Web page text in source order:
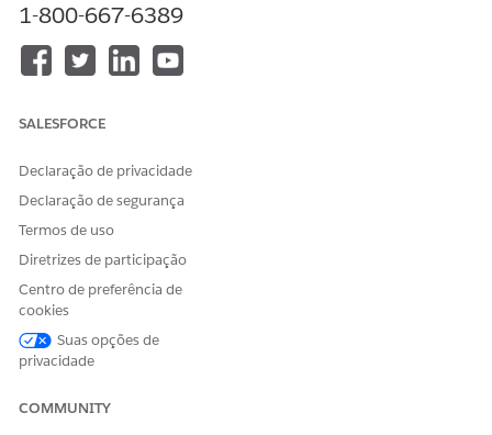
chamada de entrada com base nos detalhes que eles
fornecem com os dados de CRM existentes, use o pré-
construído Seguro: Verificar o fluxo de identidade do
ESTE ARTIGO RESOLVEU SEU PROBLEMA?
1-800-667-6389
SALESFORCE
Declaração de privacidade
Declaração de segurança
Termos de uso
Diretrizes de participação
Centro de preferência de
cookies
Suas opções de
privacidade
COMMUNITY